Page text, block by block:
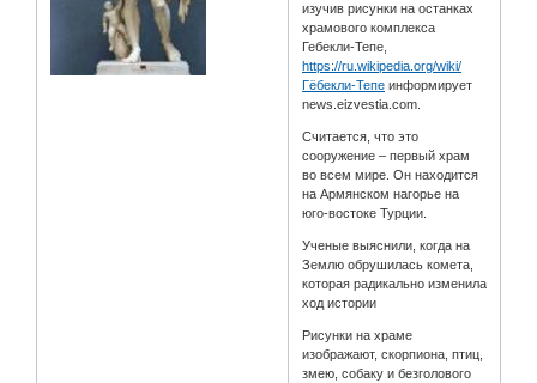
изучив рисунки на останках
храмового комплекса
Гебекли-Тепе,
https://ru.wikipedia.org/wiki/
Гёбекли-Тепе информирует
news.eizvestia.com.
Считается, что это
сооружение – первый храм
во всем мире. Он находится
на Армянском нагорье на
юго-востоке Турции.
Ученые выяснили, когда на
Землю обрушилась комета,
которая радикально изменила
ход истории
Рисунки на храме
изображают, скорпиона, птиц,
змею, собаку и безголового